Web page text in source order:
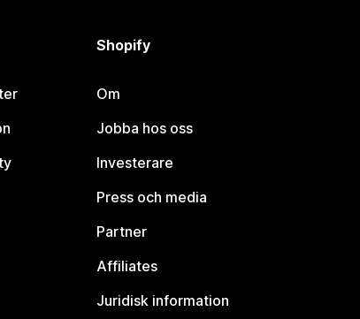
Shopify
Om
Jobba hos oss
Investerare
Press och media
Partner
Affiliates
Juridisk information